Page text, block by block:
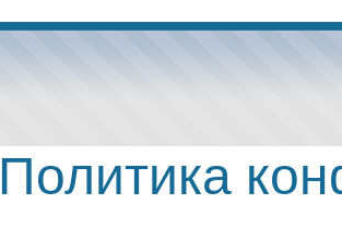
Политика